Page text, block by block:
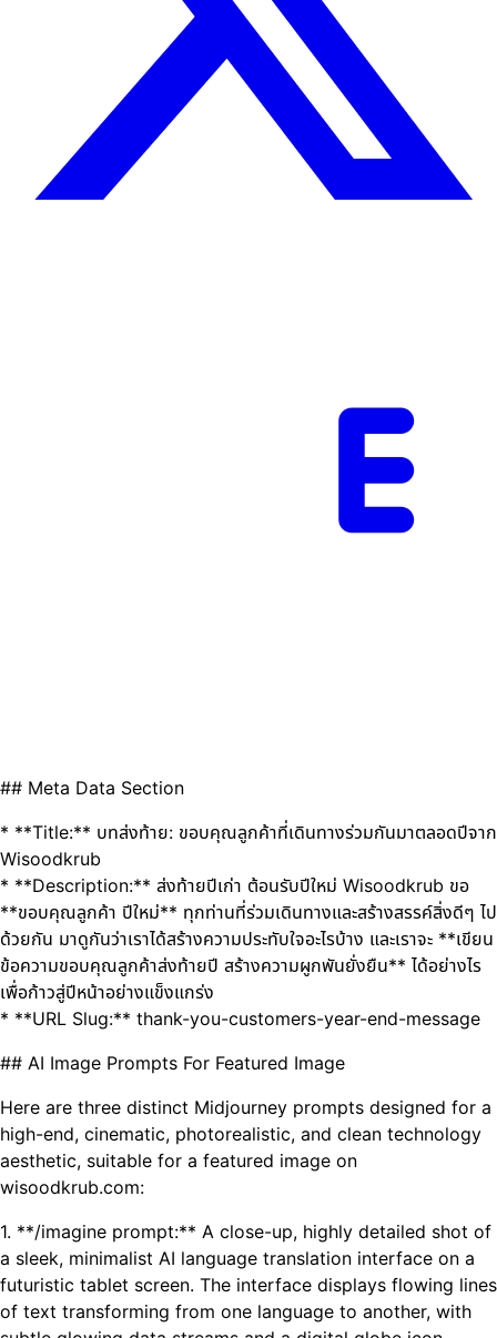
## Meta Data Section
* **Title:** บทส่งท้าย: ขอบคุณลูกค้าที่เดินทางร่วมกันมาตลอดปีจาก
Wisoodkrub
* **Description:** ส่งท้ายปีเก่า ต้อนรับปีใหม่ Wisoodkrub ขอ
**ขอบคุณลูกค้า ปีใหม่** ทุกท่านที่ร่วมเดินทางและสร้างสรรค์สิ่งดีๆ ไป
ด้วยกัน มาดูกันว่าเราได้สร้างความประทับใจอะไรบ้าง และเราจะ **เขียน
ข้อความขอบคุณลูกค้าส่งท้ายปี สร้างความผูกพันยั่งยืน** ได้อย่างไร
เพื่อก้าวสู่ปีหน้าอย่างแข็งแกร่ง
* **URL Slug:** thank-you-customers-year-end-message
## AI Image Prompts For Featured Image
Here are three distinct Midjourney prompts designed for a
high-end, cinematic, photorealistic, and clean technology
aesthetic, suitable for a featured image on
wisoodkrub.com:
1. **/imagine prompt:** A close-up, highly detailed shot of
a sleek, minimalist AI language translation interface on a
futuristic tablet screen. The interface displays flowing lines
of text transforming from one language to another, with